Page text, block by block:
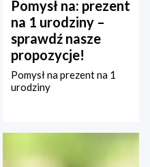
Pomysł na: prezent
na 1 urodziny –
sprawdź nasze
propozycje!
Pomysł na prezent na 1
urodziny